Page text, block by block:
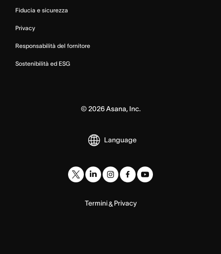
Fiducia e sicurezza
Privacy
Responsabilità del fornitore
Sostenibilità ed ESG
© 2026Asana, Inc.
Language
Termini& Privacy